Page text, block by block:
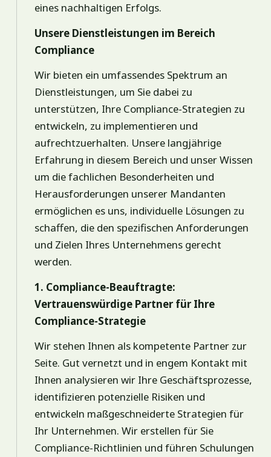
eines nachhaltigen Erfolgs.
Unsere Dienstleistungen im Bereich
Compliance
Wir bieten ein umfassendes Spektrum an
Dienstleistungen, um Sie dabei zu
unterstützen, Ihre Compliance-Strategien zu
entwickeln, zu implementieren und
aufrechtzuerhalten. Unsere langjährige
Erfahrung in diesem Bereich und unser Wissen
um die fachlichen Besonderheiten und
Herausforderungen unserer Mandanten
ermöglichen es uns, individuelle Lösungen zu
schaffen, die den spezifischen Anforderungen
und Zielen Ihres Unternehmens gerecht
werden.
1. Compliance-Beauftragte:
Vertrauenswürdige Partner für Ihre
Compliance-Strategie
Wir stehen Ihnen als kompetente Partner zur
Seite. Gut vernetzt und in engem Kontakt mit
Ihnen analysieren wir Ihre Geschäftsprozesse,
identifizieren potenzielle Risiken und
entwickeln maßgeschneiderte Strategien für
Ihr Unternehmen. Wir erstellen für Sie
Compliance-Richtlinien und führen Schulungen